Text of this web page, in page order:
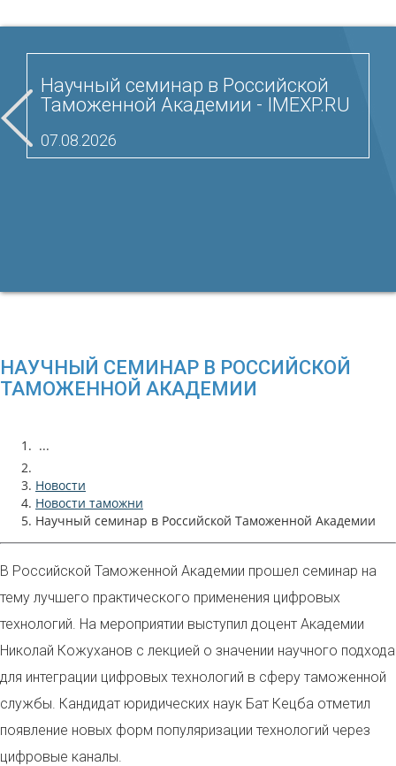
Научный семинар в Российской
Таможенной Академии - IMEXP.RU
07.08.2026
НАУЧНЫЙ СЕМИНАР В РОССИЙСКОЙ
ТАМОЖЕННОЙ АКАДЕМИИ
...
Новости
Новости таможни
Научный семинар в Российской Таможенной Академии
В Российской Таможенной Академии прошел семинар на
тему лучшего практического применения цифровых
технологий. На мероприятии выступил доцент Академии
Николай Кожуханов с лекцией о значении научного подхода
для интеграции цифровых технологий в сферу таможенной
службы. Кандидат юридических наук Бат Кецба отметил
появление новых форм популяризации технологий через
цифровые каналы.